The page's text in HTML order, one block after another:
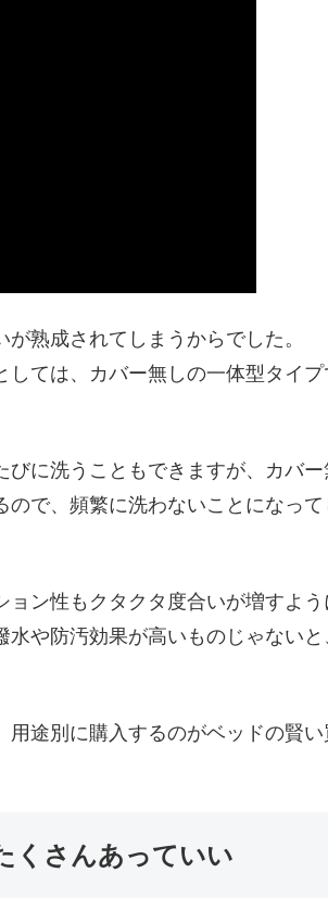
熟成されてしまうからでした。
ては、カバー無しの一体型タイプ
に洗うこともできますが、カバ
で、頻繁に洗わないことになっ
ン性もクタクタ度合いが増すよう
や防汚効果が高いものじゃない
途別に購入するのがベッドの賢
くさんあっていい